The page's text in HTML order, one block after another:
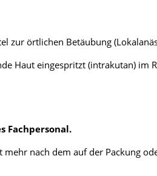
zur örtlichen Betäubung
Haut eingespritzt (intrakutan) im
Fachpersonal.
nach dem auf der Packung